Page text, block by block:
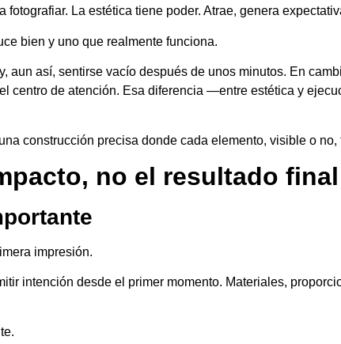
La estética tiene poder. Atrae, genera
bien y uno que realmente funciona.
aun así, sentirse vacío después de unos minutos. En
centro de atención. Esa diferencia —entre estética y
construcción precisa donde cada elemento, visible o
no el resultado final
impresión.
intención desde el primer momento. Materiales,